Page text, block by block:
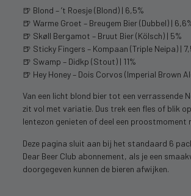
🍺 Blond – ’t Roesje (Blond) | 6,5%
🍺 Warme Groet – Breugem Bier (Dubbel) |
🍺 Skøll Bergamot – Bruut Bier (Kölsch) | 5%
🍺 Sticky Fingers – Kompaan (Triple Neipa) |
🍺 Swamp – Didkp (Stout) | 11%
🍺 Hey Honey – Dois Corvos (Imperial Brown
Van een licht blond bier tot een verrassende
zit vol met variatie. Dus trek een fles of blik
lentezon genieten of deel een proostmoment
Deze pagina sluit aan bij het standaard 6
Dear Beer Club abonnement, als je een
doorgegeven kunnen de bieren afwijken.